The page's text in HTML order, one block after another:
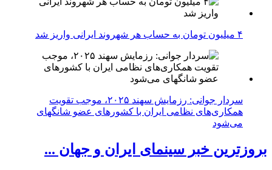
۴ میلیون تومان به حساب هر شهروند ایرانی واریز شد
سردار جوانی: رزمایش سهند ۲۰۲۵، موجب تقویت
همکاری‌های نظامی ایران با کشور‌های عضو شانگهای
می‌شود
بروزترین خبر سینمای ایران و جهان ...